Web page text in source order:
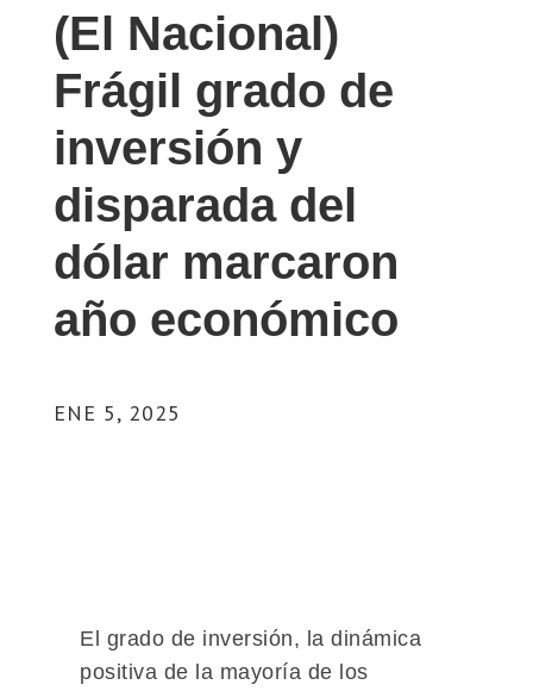
(El Nacional)
Frágil grado de
inversión y
disparada del
dólar marcaron
año económico
ENE 5, 2025
El grado de inversión, la dinámica
positiva de la mayoría de los